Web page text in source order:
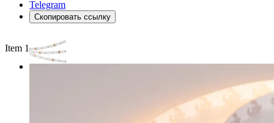
Telegram
Скопировать ссылку
Item 1 of 2